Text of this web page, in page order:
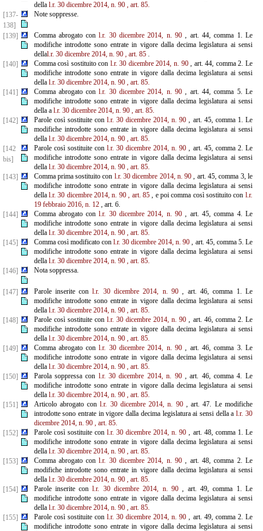
della l.r. 30 dicembre 2014, n. 90 , art. 85.
[137-
138]
Note soppresse.
[139] Comma abrogato conl.r. 30 dicembre 2014, n. 90 , art. 44, comma 1. Le
modifiche introdotte sono entrate in vigore dalla decima legislatura ai sensi
dellal.r. 30 dicembre 2014, n. 90 , art. 85.
[140]
Comma così sostituito con l.r. 30 dicembre 2014, n. 90, art. 44, comma 2. Le
modifiche introdotte sono entrate in vigore dalla decima legislatura ai sensi
della l.r. 30 dicembre 2014, n. 90 , art. 85.
[141]
Comma abrogato conl.r. 30 dicembre 2014, n. 90 , art. 44, comma 5. Le
modifiche introdotte sono entrate in vigore dalla decima legislatura ai sensi
della a l.r. 30 dicembre 2014, n. 90 , art. 85.
[142]
Parole così sostituite con l.r. 30 dicembre 2014, n. 90 , art. 45, comma 1. Le
modifiche introdotte sono entrate in vigore dalla decima legislatura ai sensi
della l.r. 30 dicembre 2014, n. 90 , art. 85.
[142
bis]
Parole così sostituite con l.r. 30 dicembre 2014, n. 90 , art. 45, comma 2. Le
modifiche introdotte sono entrate in vigore dalla decima legislatura ai sensi
della l.r. 30 dicembre 2014, n. 90 , art. 85.
[143]
Comma prima sostituito con l.r. 30 dicembre 2014, n. 90 , art. 45, comma 3, le
modifiche introdotte sono entrate in vigore dalla decima legislatura ai sensi
della l.r. 30 dicembre 2014, n. 90 , art. 85, e poi comma così sostituito con l.r.
19 febbraio 2016, n. 12, art. 6.
[144]
Comma abrogato conl.r. 30 dicembre 2014, n. 90 , art. 45, comma 4. Le
modifiche introdotte sono entrate in vigore dalla decima legislatura ai sensi
della l.r. 30 dicembre 2014, n. 90 , art. 85.
[145]
Comma così modificato con l.r. 30 dicembre 2014, n. 90 , art. 45, comma 5. Le
modifiche introdotte sono entrate in vigore dalla decima legislatura ai sensi
della l.r. 30 dicembre 2014, n. 90 , art. 85.
[146]
Nota soppressa.
[147] Parole inserite conl.r. 30 dicembre 2014, n. 90 , art. 46, comma 1. Le
modifiche introdotte sono entrate in vigore dalla decima legislatura ai sensi
della l.r. 30 dicembre 2014, n. 90 , art. 85.
[148]
Parole così sostituite con l.r. 30 dicembre 2014, n. 90 , art. 46, comma 2. Le
modifiche introdotte sono entrate in vigore dalla decima legislatura ai sensi
della l.r. 30 dicembre 2014, n. 90 , art. 85.
[149]
Comma abrogato conl.r. 30 dicembre 2014, n. 90 , art. 46, comma 3. Le
modifiche introdotte sono entrate in vigore dalla decima legislatura ai sensi
della l.r. 30 dicembre 2014, n. 90 , art. 85.
[150]
Parola soppressa con l.r. 30 dicembre 2014, n. 90, art. 46, comma 4. Le
modifiche introdotte sono entrate in vigore dalla decima legislatura ai sensi
della l.r. 30 dicembre 2014, n. 90 , art. 85.
[151]
Articolo abrogato conl.r. 30 dicembre 2014, n. 90, art. 47. Le modifiche
introdotte sono entrate in vigore dalla decima legislatura ai sensi della al.r. 30
dicembre 2014, n. 90 , art. 85.
[152]
Parole così sostituite con l.r. 30 dicembre 2014, n. 90 , art. 48, comma 1. Le
modifiche introdotte sono entrate in vigore dalla decima legislatura ai sensi
della l.r. 30 dicembre 2014, n. 90 , art. 85.
[153]
Comma abrogato conl.r. 30 dicembre 2014, n. 90 , art. 48, comma 2. Le
modifiche introdotte sono entrate in vigore dalla decima legislatura ai sensi
della l.r. 30 dicembre 2014, n. 90 , art. 85.
[154]
Parole inserite conl.r. 30 dicembre 2014, n. 90 , art. 49, comma 1. Le
modifiche introdotte sono entrate in vigore dalla decima legislatura ai sensi
della l.r. 30 dicembre 2014, n. 90 , art. 85.
[155]
Parole così sostituite con l.r. 30 dicembre 2014, n. 90 , art. 49, comma 2. Le
modifiche introdotte sono entrate in vigore dalla decima legislatura ai sensi